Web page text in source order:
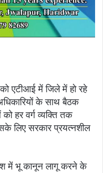
एटीआई में जिले में हो रहे
के साथ बैठक
हर वर्ग व्यक्ति तक
लिए सरकार प्रयत्नशील
में भू कानून लागू करने के